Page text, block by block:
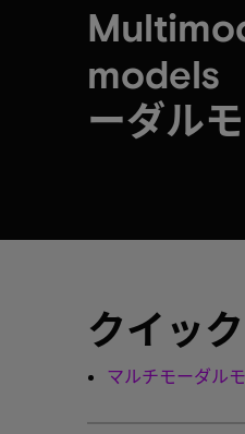
models
ーダルモ
クイッ
マルチモーダル